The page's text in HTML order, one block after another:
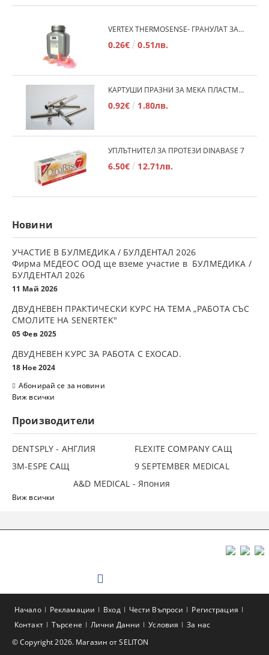
VERTEX THERMOSENSE- ГРАНУЛАТ ЗА МЕКИ ПРОТЕЗИ
0.26€ 0.51лв.
КАРТУШИ ПРАЗНИ ЗА МЕКА ПЛАСТМАСА
0.92€ 1.80лв.
УПЛЪТНИТЕЛ ЗА ПРОТЕЗИ DINABASE 7
6.50€ 12.71лв.
Новини
УЧАСТИЕ В БУЛМЕДИКА / БУЛДЕНТАЛ 2026
Фирма МЕДЕОС ООД ще вземе участие в БУЛМЕДИКА /
БУЛДЕНТАЛ 2026
11 Май 2026
ДВУДНЕВЕН ПРАКТИЧЕСКИ КУРС НА ТЕМА „РАБОТА СЪС
СМОЛИТЕ НА SENERTEK"
05 Фев 2025
ДВУДНЕВЕН КУРС ЗА РАБОТА С ЕXOCAD.
18 Ное 2024
Абонирай се за новини
Виж всички
Производители
DENTSPLY - АНГЛИЯ
FLEXITE COMPANY САЩ
3М-ESPE САЩ
9 SEPTEMBER MEDICAL
A&D MEDICAL - Япония
Виж всички
© Copyright 2026. Магазин от SELITON
Начало Рекламации Вход Чести Въпроси
Регистрация
Контакт
Търсене Лични Данни Условия За нас